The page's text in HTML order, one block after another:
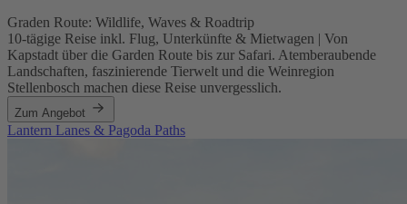
Graden Route: Wildlife, Waves & Roadtrip
10-tägige Reise inkl. Flug, Unterkünfte & Mietwagen | Von
Kapstadt über die Garden Route bis zur Safari. Atemberaubende
Landschaften, faszinierende Tierwelt und die Weinregion
Stellenbosch machen diese Reise unvergesslich.
Zum Angebot
Lantern Lanes & Pagoda Paths